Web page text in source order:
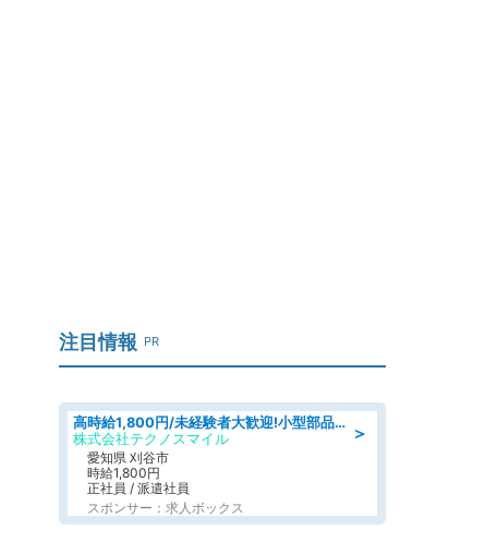
注目情報 PR
＞
高時給1,800円/未経験者大歓迎!小型部品の加工業務 denso aichi
株式会社テクノスマイル
愛知県 刈谷市
時給1,800円
正社員 / 派遣社員
スポンサー：求人ボックス